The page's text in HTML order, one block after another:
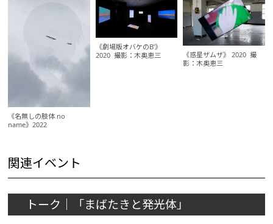
《名無しの肢体 no
name》2022
《劇場版オバケのB’》
2020 撮影：木奥恵三
《惑星ザムザ》 2020 撮
影：木奥恵三
関連イベント
トーク｜「まばたきと発光体」